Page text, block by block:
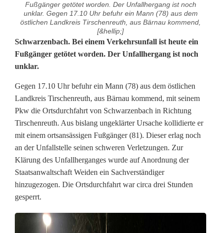
Fußgänger getötet worden. Der Unfallhergang ist noch
unklar. Gegen 17.10 Uhr befuhr ein Mann (78) aus dem
östlichen Landkreis Tirschenreuth, aus Bärnau kommend,
[&hellip;]
V
e
r
k
e
h
r
s
u
n
Schwarzenbach. Bei einem Verkehrsunfall ist heute ein
Fußgänger getötet worden. Der Unfallhergang ist noch
unklar.
Gegen 17.10 Uhr befuhr ein Mann (78) aus dem östlichen
Landkreis Tirschenreuth, aus Bärnau kommend, mit seinem
Pkw die Ortsdurchfahrt von Schwarzenbach in Richtung
Tirschenreuth. Aus bislang ungeklärter Ursache kollidierte er
mit einem ortsansässigen Fußgänger (81). Dieser erlag noch
an der Unfallstelle seinen schweren Verletzungen. Zur
Klärung des Unfallherganges wurde auf Anordnung der
Staatsanwaltschaft Weiden ein Sachverständiger
hinzugezogen. Die Ortsdurchfahrt war circa drei Stunden
gesperrt.